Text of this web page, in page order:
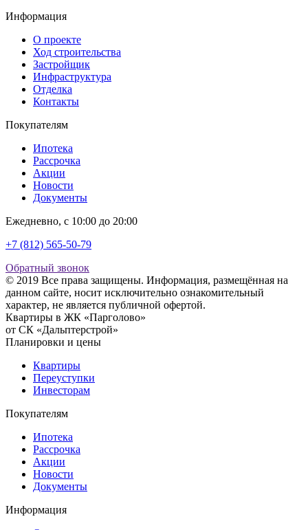
Информация
О проекте
Ход строительства
Застройщик
Инфраструктура
Отделка
Контакты
Покупателям
Ипотека
Рассрочка
Акции
Новости
Документы
Ежедневно, с 10:00 до 20:00
+7 (812) 565-50-79
Обратный звонок
© 2019 Все права защищены. Информация, размещённая на
данном сайте, носит исключительно ознакомительный
характер, не является публичной офертой.
Квартиры в ЖК «Парголово»
от СК «Дальптерстрой»
Планировки и цены
Квартиры
Переуступки
Инвесторам
Покупателям
Ипотека
Рассрочка
Акции
Новости
Документы
Информация